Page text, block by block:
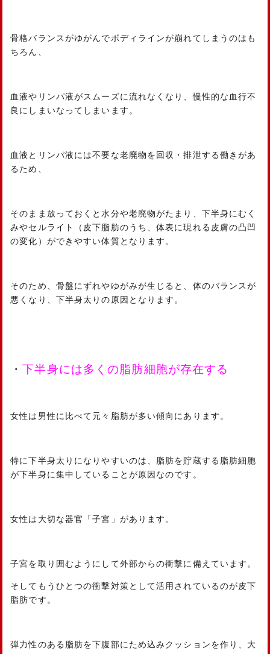
骨格バランスがゆがんでボディラインが崩れてしまうのはも
ちろん、
血液やリンパ液がスムーズに流れなくなり、慢性的な血行不
良にしまいなってしまいます。
血液とリンパ液には不要な老廃物を回収・排泄する働きがあ
るため、
そのまま放っておくと水分や老廃物がたまり、下半身にむく
みやセルライト（皮下脂肪のうち、体表に現れる皮膚の凸凹
の変化）ができやすい体質となります。
そのため、骨盤にずれやゆがみが生じると、体のバランスが
悪くなり、下半身太りの原因となります。
・下半身には多くの脂肪細胞が存在する
女性は男性に比べて元々脂肪が多い傾向にあります。
特に下半身太りになりやすいのは、脂肪を貯蔵する脂肪細胞
が下半身に集中していることが原因なのです。
女性は大切な器官「子宮」があります。
子宮を取り囲むようにして外部からの衝撃に備えています。
そしてもうひとつの衝撃対策として活用されているのが皮下
脂肪です。
弾力性のある脂肪を下腹部にため込みクッションを作り、大